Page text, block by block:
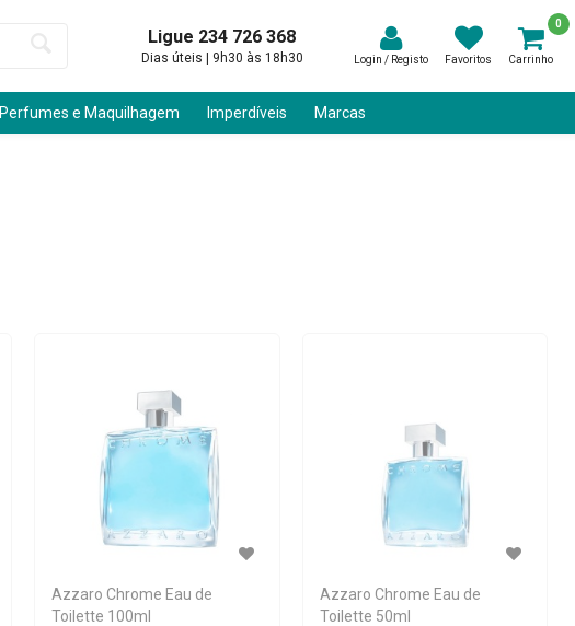
Ligue 234 726 368
Dias úteis | 9h30 às 18h30 Login / Registo Favoritos Carrinho
0
Perfumes e Maquilhagem Imperdíveis Marcas
Azzaro Chrome Eau de
Toilette 100ml
Azzaro Chrome Eau de
Toilette 50ml